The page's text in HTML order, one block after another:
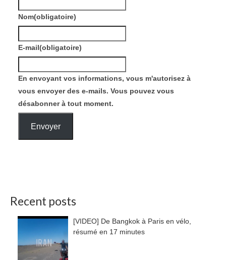
Nom(obligatoire)
E-mail(obligatoire)
En envoyant vos informations, vous m'autorisez à
vous envoyer des e-mails. Vous pouvez vous
désabonner à tout moment.
Envoyer
Recent posts
[VIDEO] De Bangkok à Paris en vélo,
résumé en 17 minutes